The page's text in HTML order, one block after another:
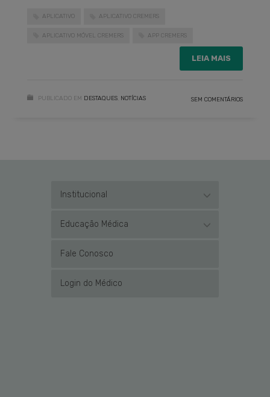
APLICATIVO APLICATIVO CREMERS
APLICATIVO MÓVEL CREMERS APP CREMERS
LEIA MAIS
PUBLICADO EM DESTAQUES NOTÍCIAS SEM COMENTÁRIOS
Institucional
Educação Médica
Fale Conosco
Login do Médico